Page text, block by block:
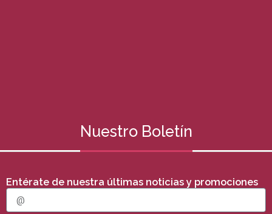
Nuestro Boletín
Entérate de nuestra últimas noticias y promociones
E